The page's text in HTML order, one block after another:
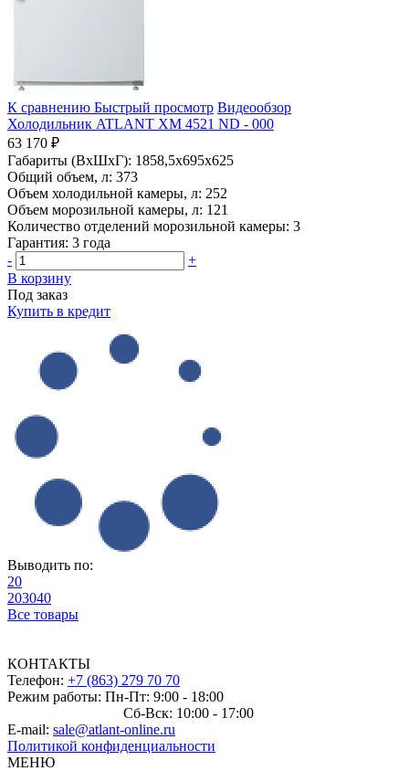
К сравнению Быстрый просмотр Видеообзор
Холодильник ATLANT ХМ 4521 ND - 000
63 170 ₽
Габариты (ВхШхГ): 1858,5x695x625
Общий объем, л: 373
Объем холодильной камеры, л: 252
Объем морозильной камеры, л: 121
Количество отделений морозильной камеры: 3
Гарантия: 3 года
-
+
В корзину
Под заказ
Купить в кредит
Выводить по:
20
203040
Все товары
КОНТАКТЫ
Телефон: +7 (863) 279 70 70
Режим работы: Пн-Пт: 9:00 - 18:00
Сб-Вск: 10:00 - 17:00
E-mail: sale@atlant-online.ru
Политикой конфиденциальности
МЕНЮ